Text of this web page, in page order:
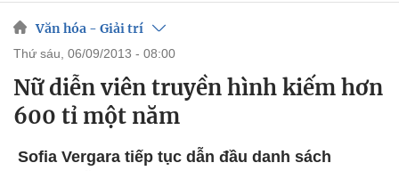
Văn hóa - Giải trí
thứ sáu, 06/09/2013 - 08:00
Nữ diễn viên truyền hình kiếm hơn
600 tỉ một năm
Sofia Vergara tiếp tục dẫn đầu danh sách